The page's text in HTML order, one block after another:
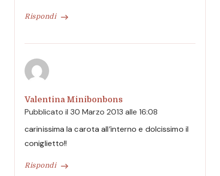
Rispondi
Valentina Minibonbons
Pubblicato il 30 Marzo 2013 alle 16:08
Rispondi
carinissima la carota all’interno e dolcissimo il
coniglietto!!